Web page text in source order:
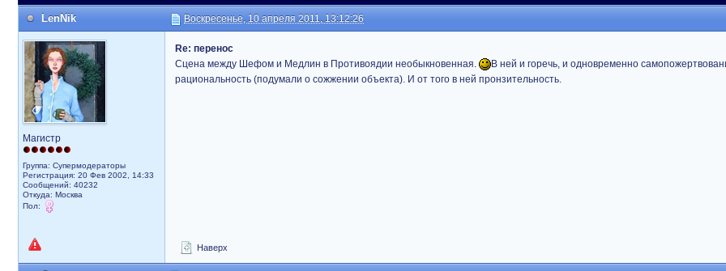
LenNik Воскресенье, 10 апреля 2011, 13:12:26
Магистр
Группа: Супермодераторы
Регистрация: 20 Фев 2002, 14:33
Сообщений: 40232
Откуда: Москва
Пол:
Re: перенос
Сцена между Шефом и Медлин в Противоядии необыкновенная.
В ней и горечь, и одновременно
рациональность (подумали о сожжении объекта). И от того в ней пронзительность.
Наверх